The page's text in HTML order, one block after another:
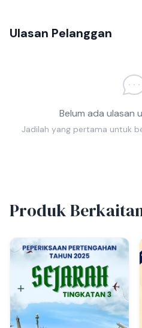
Ulasan Pelanggan
Belum ada ulasan
Jadilah yang pertama untuk
Produk